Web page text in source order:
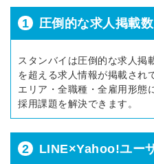
1 圧倒的な求人掲載数
スタンバイは圧倒的な求人掲
を超える求人情報が掲載され
エリア・全職種・全雇用形態
採用課題を解決できます。
2 LINE×Yahoo!ユー